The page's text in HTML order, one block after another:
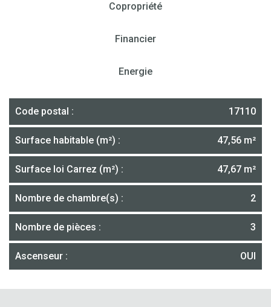
Copropriété
Financier
Energie
Code postal : 17110
Surface habitable (m²) : 47,56 m²
Surface loi Carrez (m²) : 47,67 m²
Nombre de chambre(s) : 2
Nombre de pièces : 3
Ascenseur : OUI